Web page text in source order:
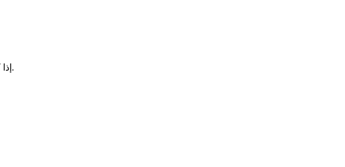
إذا كنت في شك ، يرجى مراجعة النسخة الألمانية (أو ، في حالة عدم وجود إصدار ألماني ، النسخة الإنجليزية) من هذا النص.